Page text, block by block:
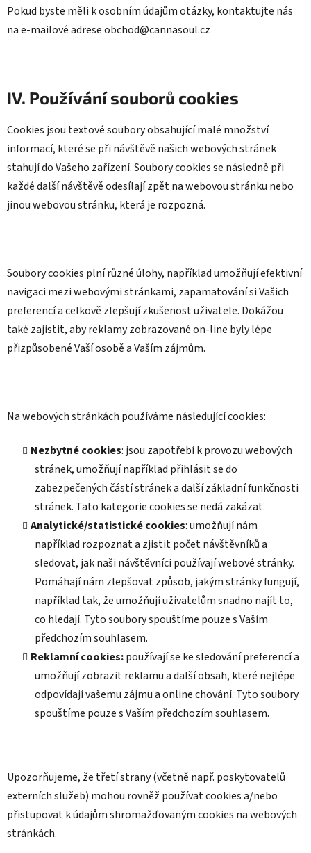
Pokud byste měli k osobním údajům otázky, kontaktujte nás
na e-mailové adrese obchod@cannasoul.cz
IV. Používání souborů cookies
Cookies jsou textové soubory obsahující malé množství
informací, které se při návštěvě našich webových stránek
stahují do Vašeho zařízení. Soubory cookies se následně při
každé další návštěvě odesílají zpět na webovou stránku nebo
jinou webovou stránku, která je rozpozná.
Soubory cookies plní různé úlohy, například umožňují efektivní
navigaci mezi webovými stránkami, zapamatování si Vašich
preferencí a celkově zlepšují zkušenost uživatele. Dokážou
také zajistit, aby reklamy zobrazované on-line byly lépe
přizpůsobené Vaší osobě a Vaším zájmům.
Na webových stránkách používáme následující cookies:
Nezbytné cookies: jsou zapotřebí k provozu webových
stránek, umožňují například přihlásit se do
zabezpečených částí stránek a další základní funkčnosti
stránek. Tato kategorie cookies se nedá zakázat.
Analytické/statistické cookies: umožňují nám
například rozpoznat a zjistit počet návštěvníků a
sledovat, jak naši návštěvníci používají webové stránky.
Pomáhají nám zlepšovat způsob, jakým stránky fungují,
například tak, že umožňují uživatelům snadno najít to,
co hledají. Tyto soubory spouštíme pouze s Vaším
předchozím souhlasem.
Reklamní cookies:používají se ke sledování preferencí a
umožňují zobrazit reklamu a další obsah, které nejlépe
odpovídají vašemu zájmu a online chování. Tyto soubory
spouštíme pouze s Vaším předchozím souhlasem.
Upozorňujeme, že třetí strany (včetně např. poskytovatelů
externích služeb) mohou rovněž používat cookies a/nebo
přistupovat k údajům shromažďovaným cookies na webových
stránkách.